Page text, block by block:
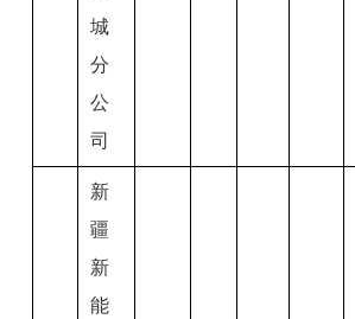
城
分
公
司
新
疆
新
能